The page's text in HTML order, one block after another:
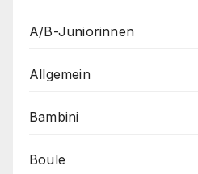
A/B-Juniorinnen
Allgemein
Bambini
Boule